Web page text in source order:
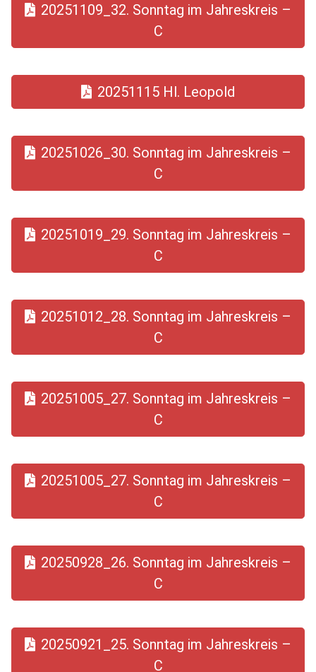
20251109_32. Sonntag im Jahreskreis –
C
20251115 Hl. Leopold
20251026_30. Sonntag im Jahreskreis –
C
20251019_29. Sonntag im Jahreskreis –
C
20251012_28. Sonntag im Jahreskreis –
C
20251005_27. Sonntag im Jahreskreis –
C
20251005_27. Sonntag im Jahreskreis –
C
20250928_26. Sonntag im Jahreskreis –
C
20250921_25. Sonntag im Jahreskreis –
C